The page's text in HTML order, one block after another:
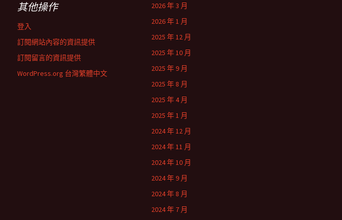
2026 年 3 月
2026 年 1 月
2025 年 12 月
2025 年 10 月
2025 年 9 月
2025 年 8 月
2025 年 4 月
2025 年 1 月
2024 年 12 月
2024 年 11 月
2024 年 10 月
2024 年 9 月
2024 年 8 月
2024 年 7 月
其他操作
登入
訂閱網站內容的資訊提供
訂閱留言的資訊提供
WordPress.org 台灣繁體中文